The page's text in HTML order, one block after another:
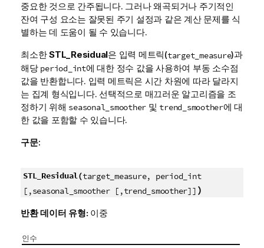
중요한 것으로 간주됩니다. 그러나 왜곡되거나 주기적인
잔여 구성 요소는 잘못된 주기 설정과 같은 계산 문제를 식
별하는 데 도움이 될 수 있습니다.
최소한STL_Residual은 입력 메트릭(target_measure)과
해당 period_int에 대한 정수 값을 사용하여 부동 소수점
값을 반환합니다. 입력 메트릭은 시간 차원에 따라 달라지
는 집계 형식입니다. 선택적으로 매끄러운 알고리즘을 조
정하기 위해 seasonal_smoother 및 trend_smoother에 대
한 값을 포함할 수 있습니다.
구문:
STL_Residual(target_measure, period_int
[,seasonal_smoother [,trend_smoother]] )
반환 데이터 유형: 이중
인수